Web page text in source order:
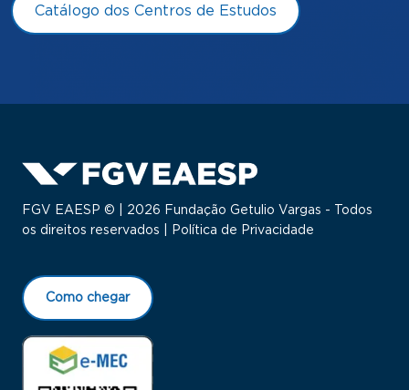
Catálogo dos Centros de Estudos
FGV EAESP © | 2026 Fundação Getulio Vargas - Todos
os direitos reservados |
Política de Privacidade
Como chegar